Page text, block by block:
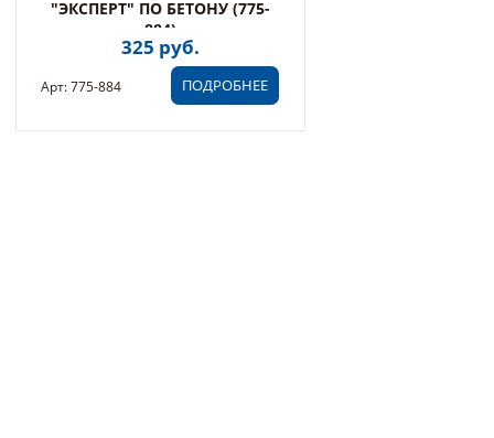
"ЭКСПЕРТ" ПО БЕТОНУ (775-
884)
325 руб.
ПОДРОБНЕЕ
Арт: 775-884